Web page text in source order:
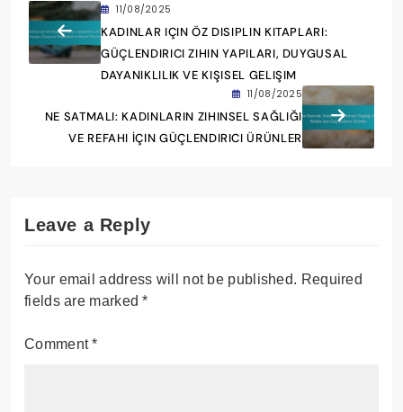
11/08/2025
KADINLAR IÇIN ÖZ DISIPLIN KITAPLARI:
GÜÇLENDIRICI ZIHIN YAPILARI, DUYGUSAL
DAYANIKLILIK VE KIŞISEL GELIŞIM
11/08/2025
NE SATMALI: KADINLARIN ZIHINSEL SAĞLIĞI
VE REFAHI İÇIN GÜÇLENDIRICI ÜRÜNLER
Leave a Reply
Your email address will not be published. Required
fields are marked*
Comment*